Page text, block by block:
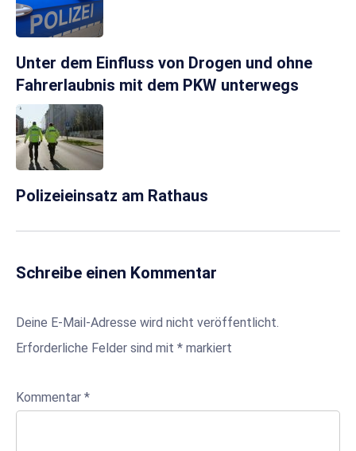
Unter dem Einfluss von Drogen und ohne
Fahrerlaubnis mit dem PKW unterwegs
Polizeieinsatz am Rathaus
Schreibe einen Kommentar
Deine E-Mail-Adresse wird nicht veröffentlicht.
Erforderliche Felder sind mit * markiert
Kommentar *